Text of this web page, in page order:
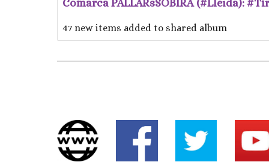
Comarca PALLARsSOBIRÁ (#Lleida):
47 new items added to shared album